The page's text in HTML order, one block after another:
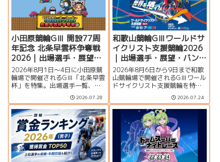
小田原競輪GⅢ 開設77周
年記念 北条早雲杯争奪戦
2026｜出場選手・展望・
イベント情報
2026年8月1日〜4日に小田原競
輪場で開催されるGⅢ「北条早雲
杯」を特集。出場選手一覧、シ
リーズ展望、バンク特徴、イベ
ント情報、アクセスなど大会情
報をまとめて紹介します。
2026.07.28
和歌山競輪GⅢワールドサ
イクリスト支援競輪2026
｜出場選手・展望・バン
ク特徴・イベント情報ま
とめ
2026年8月6日から9日まで和歌
山競輪場で開催されるGⅢワール
ドサイクリスト支援競輪を特
集。ハリー・ラブレイセンら外
国人選手、主な出場選手、シリ
ーズ展望、バンク特徴、ワール
ドガールズケイリン、イベン
ト・アクセス情報を紹介しま
2026.07.24